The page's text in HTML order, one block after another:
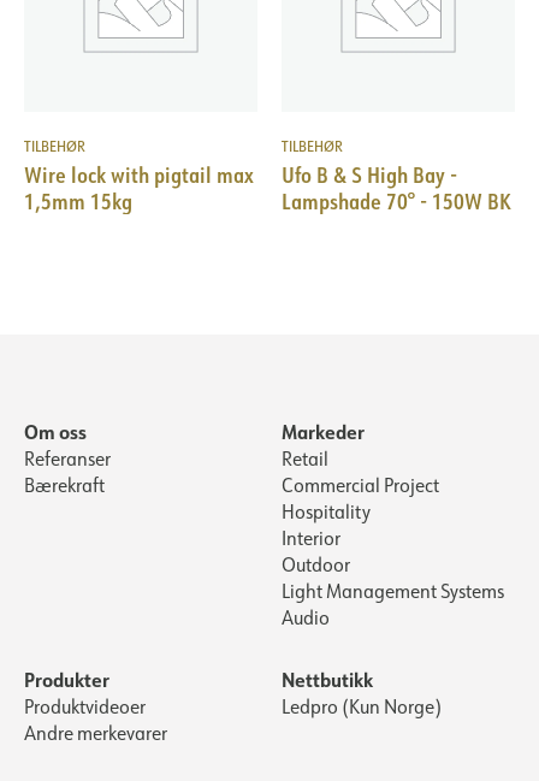
TILBEHØR
Wire lock with pigtail max
1,5mm 15kg
TILBEHØR
Ufo B & S High Bay -
Lampshade 70° - 150W BK
Om oss
Referanser
Bærekraft
Markeder
Retail
Commercial Project
Hospitality
Interior
Outdoor
Light Management Systems
Audio
Produkter
Produktvideoer
Andre merkevarer
Nettbutikk
Ledpro (Kun Norge)